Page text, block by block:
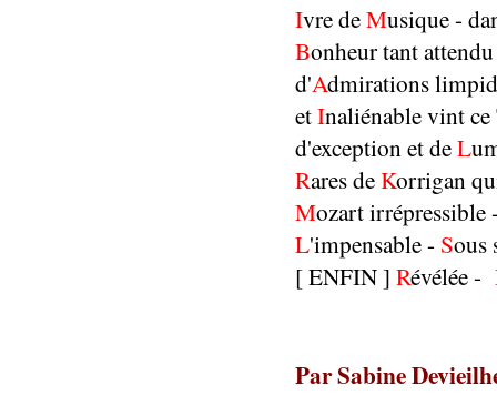
Ivre deMusique -
Bonheur tant
d'Admirations
etInaliénable vint ce
d'exception et deL
Rares deKorrigan
Mozart irrépressible
L'impensable - Sous
[ ENFIN ] Révélée -
Par Sabine